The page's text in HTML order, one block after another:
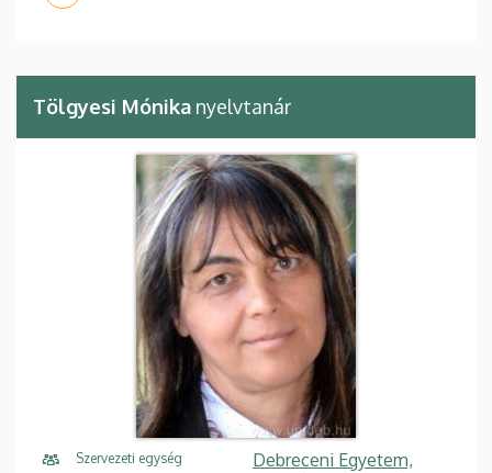
Tölgyesi Mónika nyelvtanár
Szervezeti egység
Debreceni Egyetem,